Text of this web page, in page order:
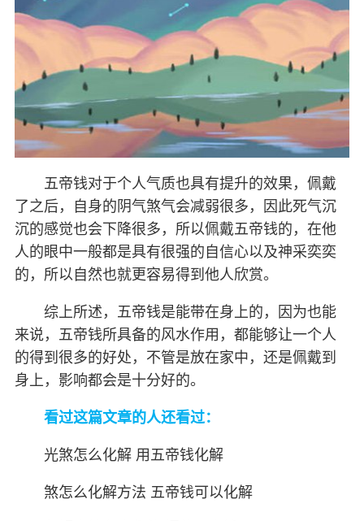
五帝钱对于个人气质也具有提升的效果，佩戴
了之后，自身的阴气煞气会减弱很多，因此死气沉
沉的感觉也会下降很多，所以佩戴五帝钱的，在他
人的眼中一般都是具有很强的自信心以及神采奕奕
的，所以自然也就更容易得到他人欣赏。
综上所述，五帝钱是能带在身上的，因为也能
来说，五帝钱所具备的风水作用，都能够让一个人
的得到很多的好处，不管是放在家中，还是佩戴到
身上，影响都会是十分好的。
看过这篇文章的人还看过：
光煞怎么化解 用五帝钱化解
煞怎么化解方法 五帝钱可以化解